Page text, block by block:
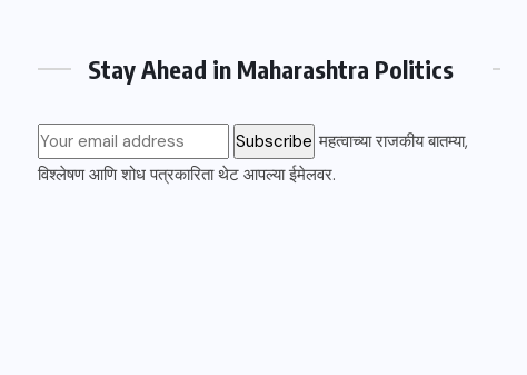
Stay Ahead in Maharashtra Politics
महत्वाच्या राजकीय बातम्या,
विश्लेषण आणि शोध पत्रकारिता थेट आपल्या ईमेलवर.